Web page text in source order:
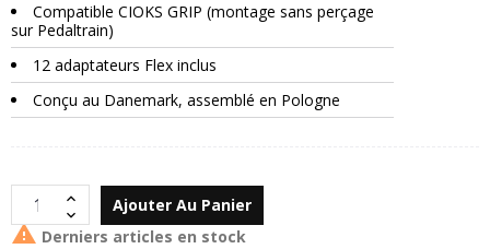
Compatible CIOKS GRIP (montage sans perçage
sur Pedaltrain)
12 adaptateurs Flex inclus
Conçu au Danemark, assemblé en Pologne
Ajouter Au Panier
 Derniers articles en stock